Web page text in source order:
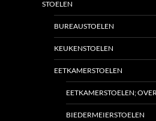
STOELEN
BUREAUSTOELEN
KEUKENSTOELEN
EETKAMERSTOELEN
EETKAMERSTOELEN;
BIEDERMEIERSTOELEN